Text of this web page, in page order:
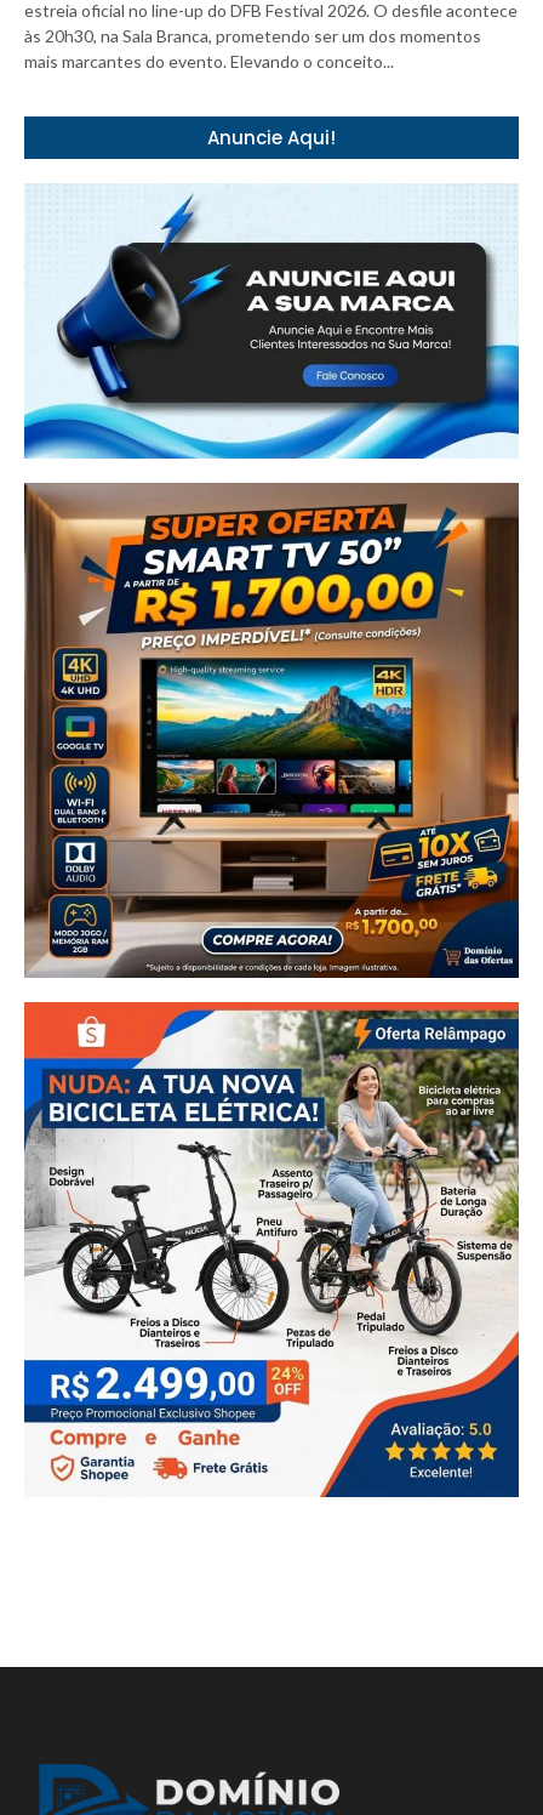
estreia oficial no line-up do DFB Festival 2026. O desfile acontece
às 20h30, na Sala Branca, prometendo ser um dos momentos
mais marcantes do evento. Elevando o conceito...
Anuncie Aqui!